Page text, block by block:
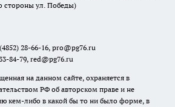
стороны ул. Победы)
(4852) 28-66-16, pro@pg76.ru
84-79, red@pg76.ru
на данном сайте, охраняется в
РФ об авторском праве и не
кем-либо в какой бы то ни было форме, в